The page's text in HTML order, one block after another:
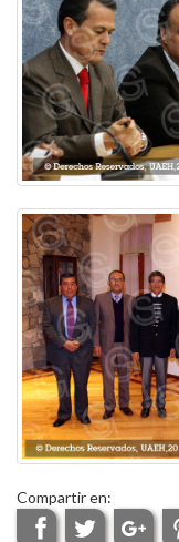
Compartir en: